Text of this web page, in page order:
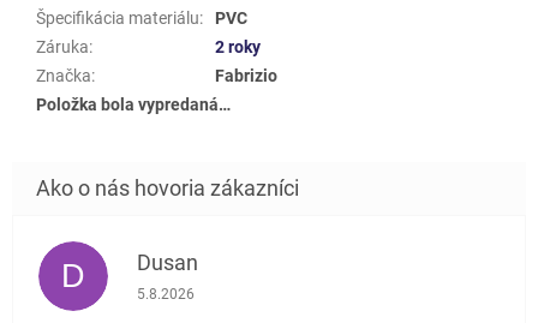
Špecifikácia materiálu:
PVC
Záruka:
2 roky
Značka:
Fabrizio
Položka bola vypredaná…
D Dusan
Hodnotenie obchodu je 5 z 5 hviezdičiek.
5.8.2026